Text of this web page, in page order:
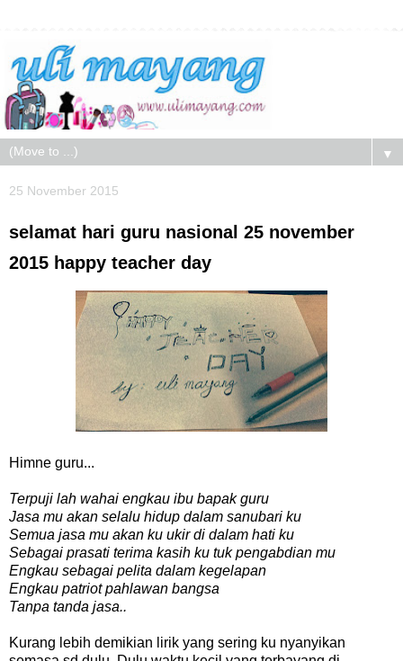
▼
25 November 2015
selamat hari guru nasional 25 november
2015 happy teacher day
Himne guru...
Terpuji lah wahai engkau ibu bapak guru
Jasa mu akan selalu hidup dalam sanubari ku
Semua jasa mu akan ku ukir di dalam hati ku
Sebagai prasati terima kasih ku tuk pengabdian mu
Engkau sebagai pelita dalam kegelapan
Engkau patriot pahlawan bangsa
Tanpa tanda jasa..
Kurang lebih demikian lirik yang sering ku nyanyikan